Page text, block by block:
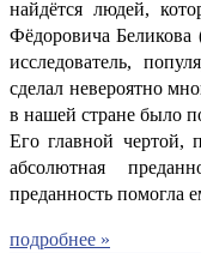
найдётся людей,
Фёдоровича
исследователь,
сделал невероятно
в нашей стране было
Его главной
абсолютная
преданность помогла
подробнее »